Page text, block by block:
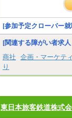
[参加予定クローバー
[関連する障がい者求
商社
企画・マーケテ
り
東日本旅客鉄道株式会